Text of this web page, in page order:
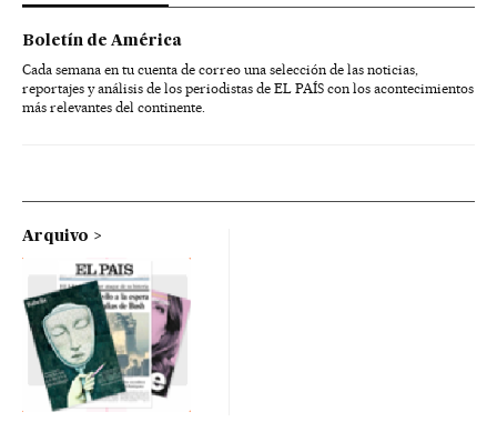
Boletín de América
Cada semana en tu cuenta de correo una selección de las noticias,
reportajes y análisis de los periodistas de EL PAÍS con los acontecimientos
más relevantes del continente.
Arquivo